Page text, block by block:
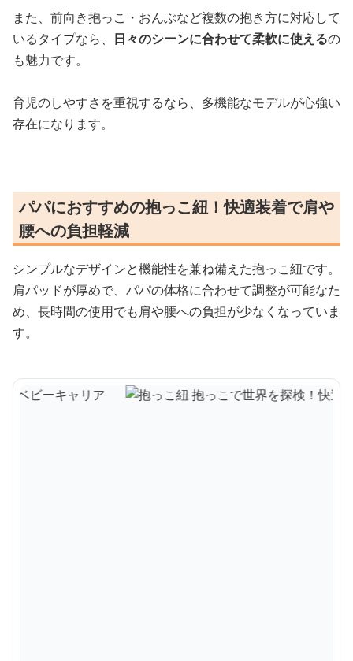
また、前向き抱っこ・おんぶなど複数の抱き方に対応して
いるタイプなら、 日々のシーンに合わせて柔軟に使えるの
も魅力です。
育児のしやすさを重視するなら、多機能なモデルが心強い
存在になります。
パパにおすすめの抱っこ紐！快適装着で肩や
腰への負担軽減
シンプルなデザインと機能性を兼ね備えた抱っこ紐です。
肩パッドが厚めで、パパの体格に合わせて調整が可能なた
め、長時間の使用でも肩や腰への負担が少なくなっていま
す。